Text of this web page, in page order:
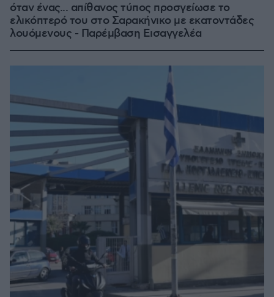
όταν ένας... απίθανος τύπος προσγείωσε το
ελικόπτερό του στο Σαρακήνικο με εκατοντάδες
λουόμενους - Παρέμβαση Εισαγγελέα